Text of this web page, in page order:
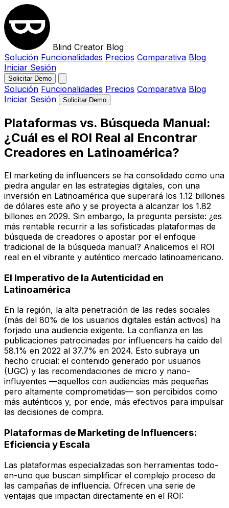
Blind Creator Blog
Solución Funcionalidades Precios Comparativa Blog
Iniciar Sesión
Solicitar Demo
Solución Funcionalidades Precios Comparativa Blog
Iniciar Sesión
Solicitar Demo
Plataformas vs. Búsqueda Manual:
¿Cuál es el ROI Real al Encontrar
Creadores en Latinoamérica?
El marketing de influencers se ha consolidado como una
piedra angular en las estrategias digitales, con una
inversión en Latinoamérica que superará los 1.12 billones
de dólares este año y se proyecta a alcanzar los 1.82
billones en 2029. Sin embargo, la pregunta persiste: ¿es
más rentable recurrir a las sofisticadas plataformas de
búsqueda de creadores o apostar por el enfoque
tradicional de la búsqueda manual? Analicemos el ROI
real en el vibrante y auténtico mercado latinoamericano.
El Imperativo de la Autenticidad en
Latinoamérica
En la región, la alta penetración de las redes sociales
(más del 80% de los usuarios digitales están activos) ha
forjado una audiencia exigente. La confianza en las
publicaciones patrocinadas por influencers ha caído del
58.1% en 2022 al 37.7% en 2024. Esto subraya un
hecho crucial: el contenido generado por usuarios
(UGC) y las recomendaciones de micro y nano-
influyentes —aquellos con audiencias más pequeñas
pero altamente comprometidas— son percibidos como
más auténticos y, por ende, más efectivos para impulsar
las decisiones de compra.
Plataformas de Marketing de Influencers:
Eficiencia y Escala
Las plataformas especializadas son herramientas todo-
en-uno que buscan simplificar el complejo proceso de
las campañas de influencia. Ofrecen una serie de
ventajas que impactan directamente en el ROI: